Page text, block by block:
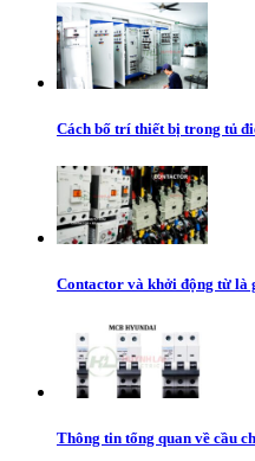
Cách bố trí thiết bị trong tủ
Contactor và khởi động từ là
Thông tin tổng quan về cầu